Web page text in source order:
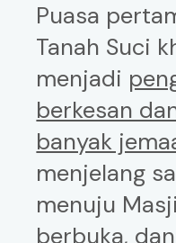
Puasa
Tanah Suci
menjadi
berkesan
banyak
menjelang
menuju
berbuka,